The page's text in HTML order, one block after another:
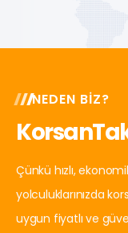
NEDEN BIZ?
Çünkü hızlı,
yolculuklarınızda
uygun fiyatlı ve